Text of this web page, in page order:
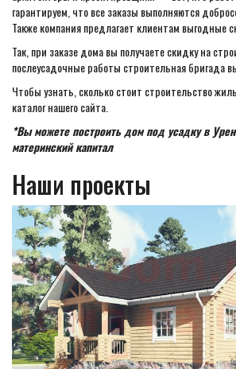
гарантируем, что все заказы выполняются
Также компания предлагает клиентам выгодные
Так, при заказе дома вы получаете скидку на
послеусадочные работы строительная бригада
Чтобы узнать, сколько стоит строительство
каталог нашего сайта.
*Вы можете построить дом под усадку в
материнский капитал
Наши проекты